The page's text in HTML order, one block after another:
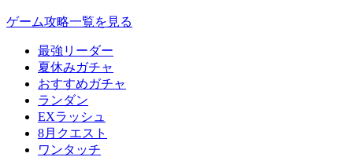
ゲーム攻略一覧を見る
最強リーダー
夏休みガチャ
おすすめガチャ
ランダン
EXラッシュ
8月クエスト
ワンタッチ